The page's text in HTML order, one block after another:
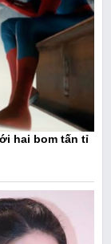
hai bom tấn tỉ